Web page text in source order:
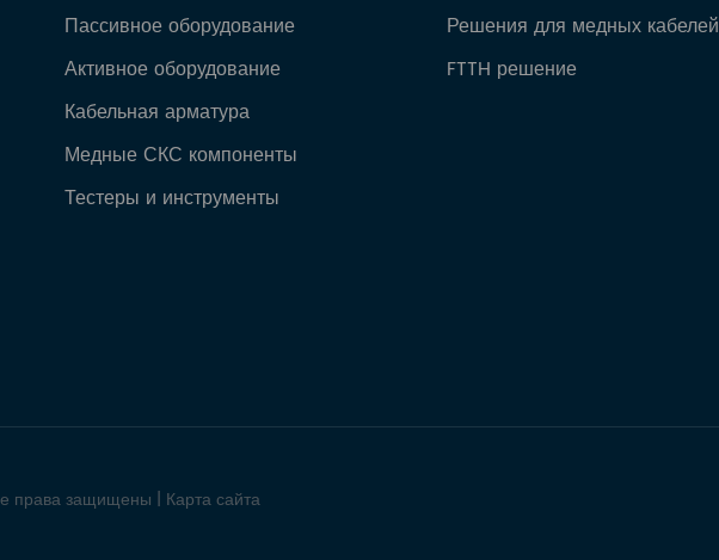
Пассивное оборудование
Активное оборудование
Кабельная арматура
Медные СКС компоненты
Тестеры и инструменты
Решения для медных кабелей
FTTH решение
права защищены | Карта сайта